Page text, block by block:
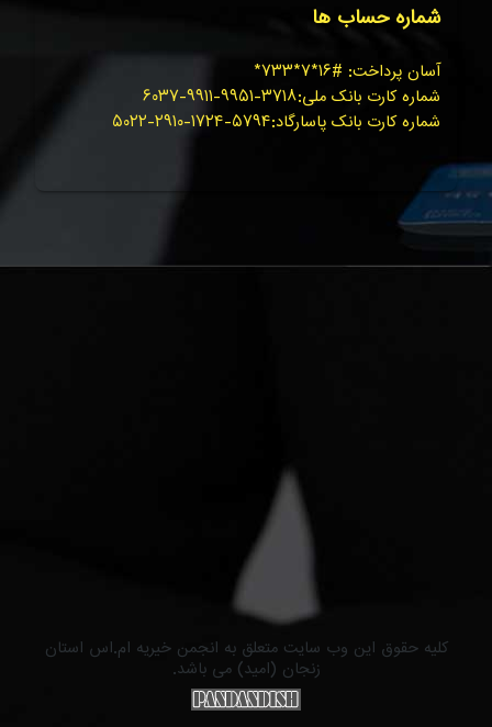
شماره حساب ها
آسان پرداخت: #۱۶*۷*۷۳۳*
شماره کارت بانک ملی:۳۷۱۸-۹۹۵۱-۹۹۱۱-۶۰۳۷
شماره کارت بانک پاسارگاد:۵۷۹۴-۱۷۲۴-۲۹۱۰-۵۰۲۲
کلیه حقوق این وب سایت متعلق به انجمن خیریه ام.اس استان
زنجان (امید) می باشد.